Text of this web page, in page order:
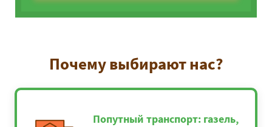
Почему выбирают нас?
Попутный транспорт: газель,